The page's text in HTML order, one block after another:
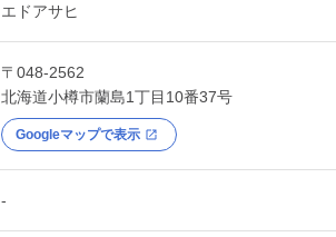
エドアサヒ
〒048-2562
北海道小樽市蘭島1丁目10番37号
Googleマップで表示
-